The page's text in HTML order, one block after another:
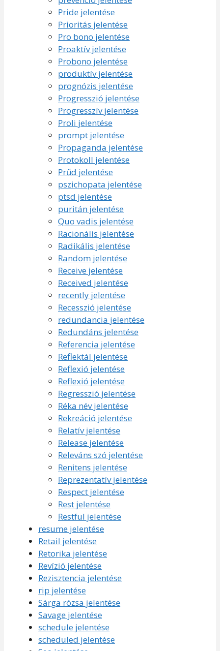
Pride jelentése
Prioritás jelentése
Pro bono jelentése
Proaktív jelentése
Probono jelentése
produktív jelentése
prognózis jelentése
Progresszió jelentése
Progresszív jelentése
Proli jelentése
prompt jelentése
Propaganda jelentése
Protokoll jelentése
Prűd jelentése
pszichopata jelentése
ptsd jelentése
puritán jelentése
Quo vadis jelentése
Racionális jelentése
Radikális jelentése
Random jelentése
Receive jelentése
Received jelentése
recently jelentése
Recesszió jelentése
redundancia jelentése
Redundáns jelentése
Referencia jelentése
Reflektál jelentése
Reflexió jelentése
Reflexió jelentése
Regresszió jelentése
Réka név jelentése
Rekreáció jelentése
Relatív jelentése
Release jelentése
Releváns szó jelentése
Renitens jelentése
Reprezentatív jelentése
Respect jelentése
Rest jelentése
Restful jelentése
resume jelentése
Retail jelentése
Retorika jelentése
Revízió jelentése
Rezisztencia jelentése
rip jelentése
Sárga rózsa jelentése
Savage jelentése
schedule jelentése
scheduled jelentése